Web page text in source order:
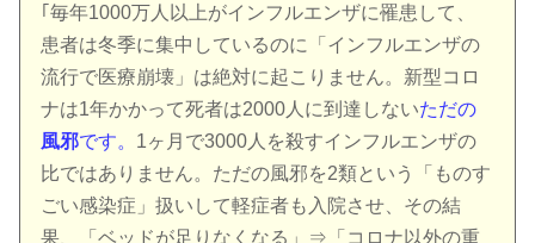
｢毎年1000万人以上がインフルエンザに罹患して、
患者は冬季に集中しているのに「インフルエンザの
流行で医療崩壊」は絶対に起こりません。新型コロ
ナは1年かかって死者は2000人に到達しないただの
風邪です。 1ヶ月で3000人を殺すインフルエンザの
比ではありません。ただの風邪を2類という「ものす
ごい感染症」扱いして軽症者も入院させ、その結
果、「ベッドが足りなくなる」⇒「コロナ以外の重